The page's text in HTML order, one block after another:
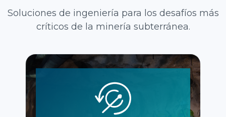
Soluciones de ingeniería para los desafíos más
críticos de la minería subterránea.